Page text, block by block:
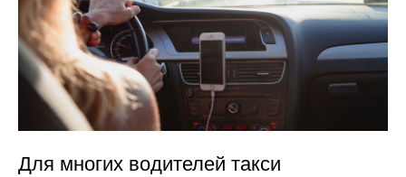
Для многих водителей такси